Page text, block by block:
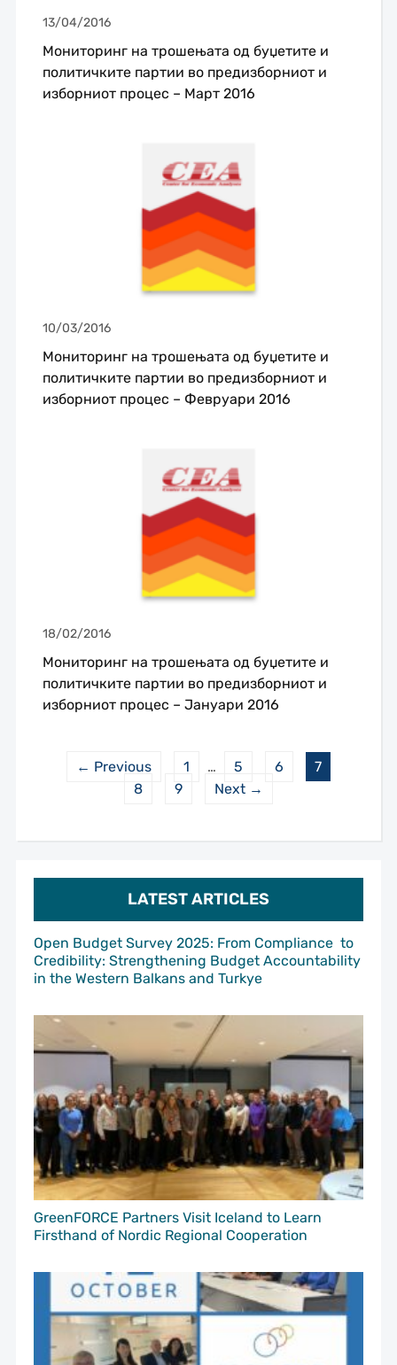
LATEST ARTICLES
Open Budget Survey 2025: From Compliance to
Credibility: Strengthening Budget Accountability
in the Western Balkans and Turkye
GreenFORCE Partners Visit Iceland to Learn
Firsthand of Nordic Regional Cooperation
13/04/2016
Мониторинг на трошењата од буџетите и
политичките партии во предизборниот и
изборниот процес – Март 2016
10/03/2016
Мониторинг на трошењата од буџетите и
политичките партии во предизборниот и
изборниот процес – Февруари 2016
18/02/2016
Мониторинг на трошењата од буџетите и
политичките партии во предизборниот и
изборниот процес – Јануари 2016
← Previous 1 … 5 6
7
8
9 Next →